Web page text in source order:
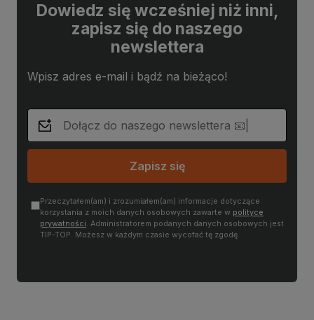
Dowiedz się wcześniej niż inni,
zapisz się do naszego
newslettera
Wpisz adres e-mail i bądź na bieżąco!
Zapisz się
Przeczytałem(am) i zrozumiałem(am) informacje dotyczące
korzystania z moich danych osobowych zawarte w polityce
prywatności. Administratorem podanych danych osobowych jest
TIP-TOP. Możesz w każdym czasie wycofać tę zgodę.